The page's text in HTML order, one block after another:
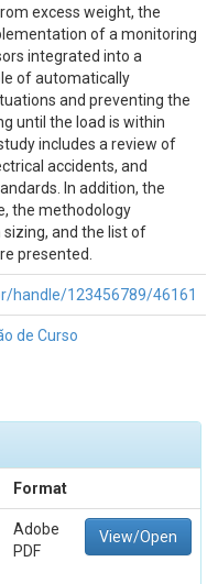
excess weight, the
of a monitoring
integrated into a
of automatically
and preventing the
until the load is within
includes a review of
accidents, and
In addition, the
the methodology
and the list of
presented.
handle/123456789/46161
de Curso
Format
Adobe
PDF
View/Open